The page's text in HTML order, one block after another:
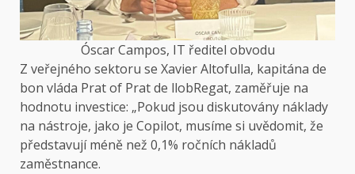
Óscar Campos, IT ředitel obvodu
Z veřejného sektoru se Xavier Altofulla, kapitána de
bon vláda Prat of Prat de llobRegat, zaměřuje na
hodnotu investice: „Pokud jsou diskutovány náklady
na nástroje, jako je Copilot, musíme si uvědomit, že
představují méně než 0,1% ročních nákladů
zaměstnance.